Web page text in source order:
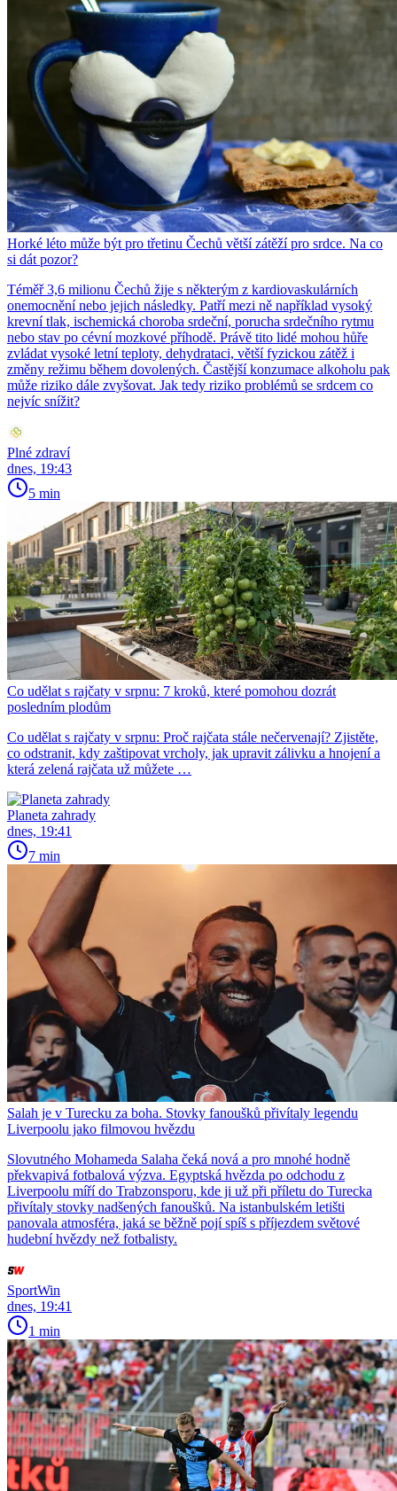
Horké léto může být pro třetinu Čechů větší zátěží pro srdce. Na co
si dát pozor?
Téměř 3,6 milionu Čechů žije s některým z kardiovaskulárních
onemocnění nebo jejich následky. Patří mezi ně například vysoký
krevní tlak, ischemická choroba srdeční, porucha srdečního rytmu
nebo stav po cévní mozkové příhodě. Právě tito lidé mohou hůře
zvládat vysoké letní teploty, dehydrataci, větší fyzickou zátěž i
změny režimu během dovolených. Častější konzumace alkoholu pak
může riziko dále zvyšovat. Jak tedy riziko problémů se srdcem co
nejvíc snížit?
Plné zdraví
dnes, 19:43
5 min
Co udělat s rajčaty v srpnu: 7 kroků, které pomohou dozrát
posledním plodům
Co udělat s rajčaty v srpnu: Proč rajčata stále nečervenají? Zjistěte,
co odstranit, kdy zaštipovat vrcholy, jak upravit zálivku a hnojení a
která zelená rajčata už můžete …
Planeta zahrady
dnes, 19:41
7 min
Salah je v Turecku za boha. Stovky fanoušků přivítaly legendu
Liverpoolu jako filmovou hvězdu
Slovutného Mohameda Salaha čeká nová a pro mnohé hodně
překvapivá fotbalová výzva. Egyptská hvězda po odchodu z
Liverpoolu míří do Trabzonsporu, kde ji už při příletu do Turecka
přivítaly stovky nadšených fanoušků. Na istanbulském letišti
panovala atmosféra, jaká se běžně pojí spíš s příjezdem světové
hudební hvězdy než fotbalisty.
SportWin
dnes, 19:41
1 min